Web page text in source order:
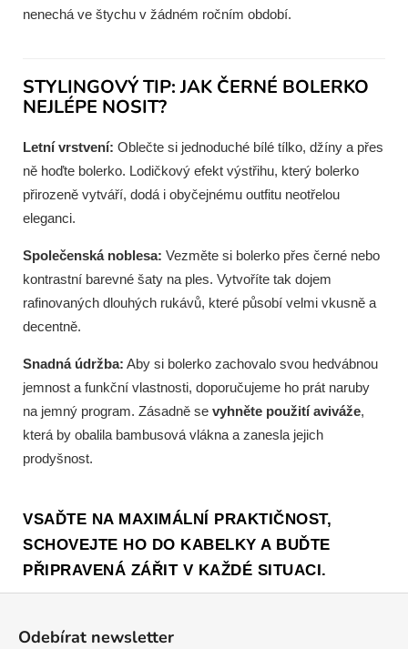
nenechá ve štychu v žádném ročním období.
STYLINGOVÝ TIP: JAK ČERNÉ BOLERKO
NEJLÉPE NOSIT?
Letní vrstvení: Oblečte si jednoduché bílé tílko, džíny a přes
ně hoďte bolerko. Lodičkový efekt výstřihu, který bolerko
přirozeně vytváří, dodá i obyčejnému outfitu neotřelou
eleganci.
Společenská noblesa: Vezměte si bolerko přes černé nebo
kontrastní barevné šaty na ples. Vytvoříte tak dojem
rafinovaných dlouhých rukávů, které působí velmi vkusně a
decentně.
Snadná údržba: Aby si bolerko zachovalo svou hedvábnou
jemnost a funkční vlastnosti, doporučujeme ho prát naruby
na jemný program. Zásadně se vyhněte použití aviváže,
která by obalila bambusová vlákna a zanesla jejich
prodyšnost.
VSAĎTE NA MAXIMÁLNÍ PRAKTIČNOST,
SCHOVEJTE HO DO KABELKY A BUĎTE
PŘIPRAVENÁ ZÁŘIT V KAŽDÉ SITUACI.
Odebírat newsletter